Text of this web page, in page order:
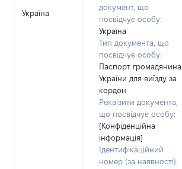
Україна
документ, що
посвідчує особу:
Україна
Тип документа, що
посвідчує особу:
Паспорт громадянина
України для виїзду за
кордон
Реквізити документа,
що посвідчує особу:
[Конфіденційна
інформація]
Ідентифікаційний
номер (за наявності):